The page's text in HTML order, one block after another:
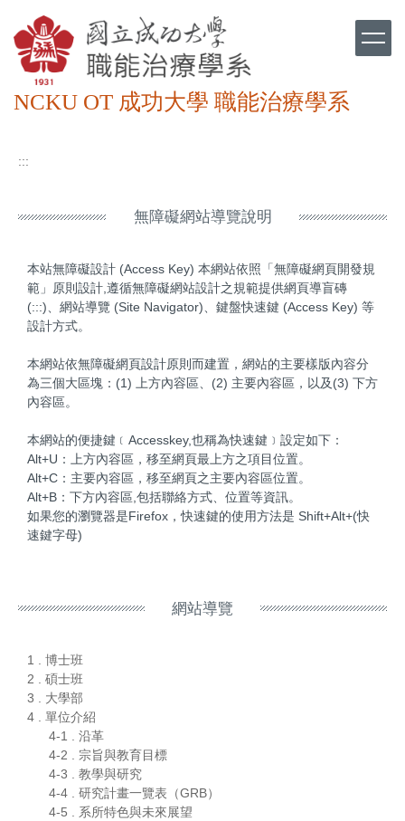
到
主
容
NCKU OT 成功大學 職能治療學系
:::
無障礙網站導覽說明
本站無障礙設計 (Access Key) 本網站依照「無障礙網頁開發規
範」原則設計,遵循無障礙網站設計之規範提供網頁導盲磚
(:::)、網站導覽 (Site Navigator)、鍵盤快速鍵 (Access Key) 等
設計方式。
本網站依無障礙網頁設計原則而建置，網站的主要樣版內容分
為三個大區塊：(1) 上方內容區、(2) 主要內容區，以及(3) 下方
內容區。
本網站的便捷鍵﹝Accesskey,也稱為快速鍵﹞設定如下：
Alt+U：上方內容區，移至網頁最上方之項目位置。
Alt+C：主要內容區，移至網頁之主要內容區位置。
Alt+B：下方內容區,包括聯絡方式、位置等資訊。
如果您的瀏覽器是Firefox，快速鍵的使用方法是 Shift+Alt+(快
速鍵字母)
網站導覽
1 . 博士班
2 . 碩士班
3 . 大學部
4 . 單位介紹
4-1 . 沿革
4-2 . 宗旨與教育目標
4-3 . 教學與研究
4-4 . 研究計畫一覽表（GRB）
4-5 . 系所特色與未來展望